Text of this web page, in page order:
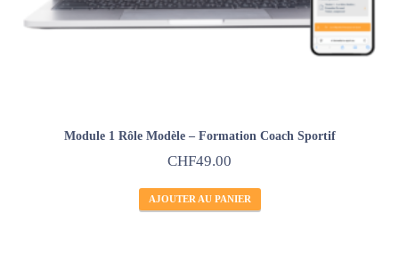
Module 1 Rôle Modèle – Formation Coach Sportif
CHF49.00
AJOUTER AU PANIER